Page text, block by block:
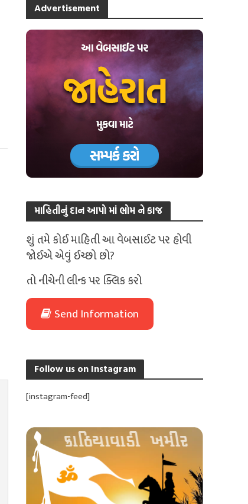
Advertisement
માહિતીનું દાન આપો માં ભોમ ને કાજ
શું તમે કોઈ માહિતી આ વેબસાઈટ પર હોવી
જોઈએ એવું ઈચ્છો છો?
તો નીચેની લીન્ક પર ક્લિક કરો
Send Information
Follow us on Instagram
[instagram-feed]